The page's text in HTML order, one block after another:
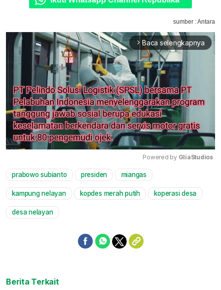
sumber : Antara
arrow_forward_ios Baca selengkapnya
Powered by GliaStudios
prabowo subianto presiden miangas
kampung nelayan kopdes merah putih koperasi desa
desa nelayan
Berita Terkait